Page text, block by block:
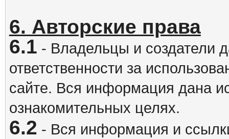
6. Авторские права
6.1 - Владельцы и создатели
ответственности за
сайте. Вся информация дана
ознакомительных целях.
6.2 - Вся информация и